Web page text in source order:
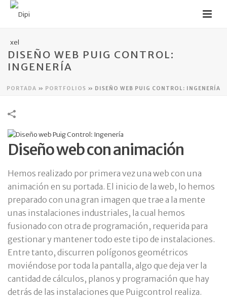
DISEÑO WEB PUIG CONTROL:
INGENERÍA
PORTADA » PORTFOLIOS » DISEÑO WEB PUIG CONTROL: INGENERÍA
Diseño web con animación
Hemos realizado por primera vez una web con una
animación en su portada. El inicio de la web, lo hemos
preparado con una gran imagen que trae a la mente
unas instalaciones industriales, la cual hemos
fusionado con otra de programación, requerida para
gestionar y mantener todo este tipo de instalaciones.
Entre tanto, discurren polígonos geométricos
moviéndose por toda la pantalla, algo que deja ver la
cantidad de cálculos, planos y programación que hay
detrás de las instalaciones que Puigcontrol realiza.